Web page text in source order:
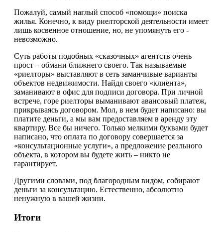
Пожалуй, самый наглый способ «помощи» поиска
жилья. Конечно, к виду риелторской деятельности имеет
лишь косвенное отношение, но, не упомянуть его -
невозможно.
Суть работы подобных «сказочных» агентств очень
прост – обмани ближнего своего. Так называемые
«риелторы» выставляют в сеть заманчивые варианты
объектов недвижимости. Найдя своего «клиента»,
заманивают в офис для подписи договора. При личной
встрече, горе риелторы выманивают авансовый платеж,
прикрываясь договором. Мол, в нем будет написано: вы
платите деньги, а мы вам предоставляем в аренду эту
квартиру. Все бы ничего. Только мелкими буквами будет
написано, что оплата по договору совершается за
«консультационные услуги», а предложение реального
объекта, в котором вы будете жить – никто не
гарантирует.
Другими словами, под благородным видом, собирают
деньги за консультацию. Естественно, абсолютно
ненужную в вашей жизни.
Итоги